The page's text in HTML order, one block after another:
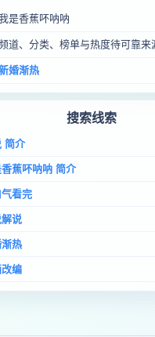
是香蕉吥呐呐
道、分类、榜单与热度待可靠来
婚渐热
搜索线索
简介
蕉吥呐呐 简介
看完
说
热
编